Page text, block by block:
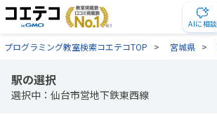
AIに相談
プログラミング教室検索コエテコTOP 宮城県
駅の選択
選択中：仙台市営地下鉄東西線